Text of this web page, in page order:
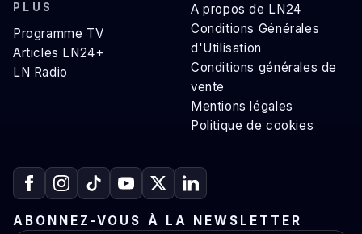
PLUS
Programme TV
Articles LN24+
LN Radio
A propos de LN24
Conditions Générales
d'Utilisation
Conditions générales de
vente
Mentions légales
Politique de cookies
ABONNEZ-VOUS À LA NEWSLETTER